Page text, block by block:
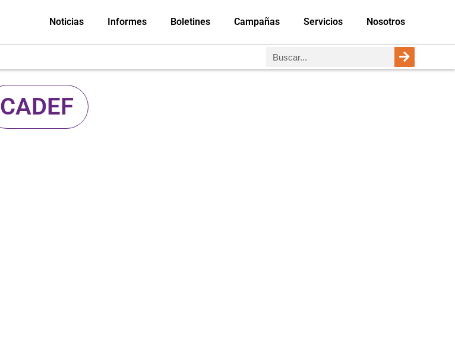
Noticias Informes Boletines Campañas Servicios Nosotros
CADEF